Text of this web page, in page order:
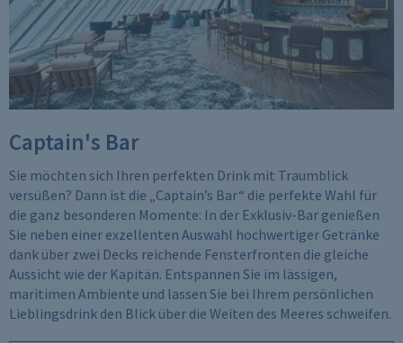
Captain's Bar
Sie möchten sich Ihren perfekten Drink mit Traumblick
versüßen? Dann ist die „Captain’s Bar“ die perfekte Wahl für
die ganz besonderen Momente: In der Exklusiv-Bar genießen
Sie neben einer exzellenten Auswahl hochwertiger Getränke
dank über zwei Decks reichende Fensterfronten die gleiche
Aussicht wie der Kapitän. Entspannen Sie im lässigen,
maritimen Ambiente und lassen Sie bei Ihrem persönlichen
Lieblingsdrink den Blick über die Weiten des Meeres schweifen.
the “Reject” button. Please note that
necessary cookies will still be uploaded.
Further information on data privacy and
third-party providers can be found in our
cookies can be found in our
Notice .